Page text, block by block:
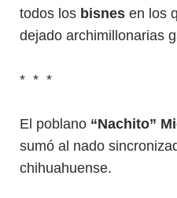
todos los bisnes en los
dejado archimillonarias
* * *
El poblano “Nachito”
sumó al nado
chihuahuense.